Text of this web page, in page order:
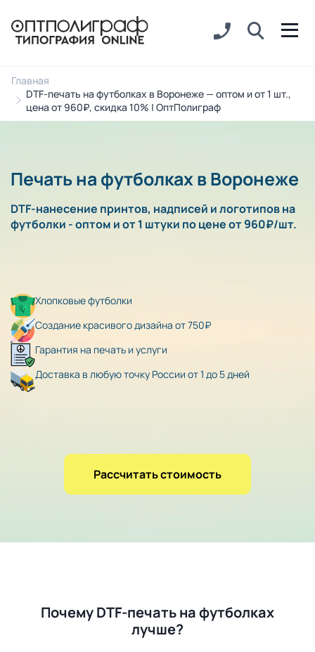
Главная
DTF-печать на футболках в Воронеже — оптом и от 1 шт.,
цена от 960₽, скидка 10% | ОптПолиграф
Печать на футболках в Воронеже
DTF-нанесение принтов, надписей и логотипов на
футболки - оптом и от 1 штуки по цене от 960₽/шт.
Хлопковые футболки
Создание красивого дизайна от 750₽
Гарантия на печать и услуги
Доставка в любую точку России от 1 до 5 дней
Рассчитать стоимость
Почему DTF-печать на футболках
лучше?